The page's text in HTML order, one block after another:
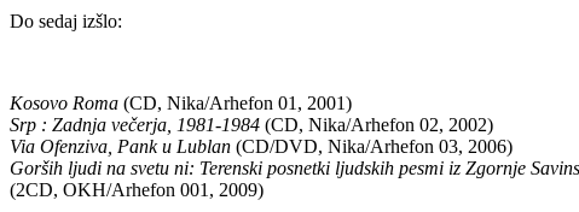
Do sedaj izšlo:
Kosovo Roma (CD, Nika/Arhefon 01, 2001)
Srp : Zadnja večerja, 1981-1984 (CD, Nika/Arhefon 02, 2002)
Via Ofenziva, Pank u Lublan (CD/DVD, Nika/Arhefon 03, 2006)
Gorših ljudi na svetu ni: Terenski posnetki ljudskih pesmi iz Zgornje
(2CD, OKH/Arhefon 001, 2009)